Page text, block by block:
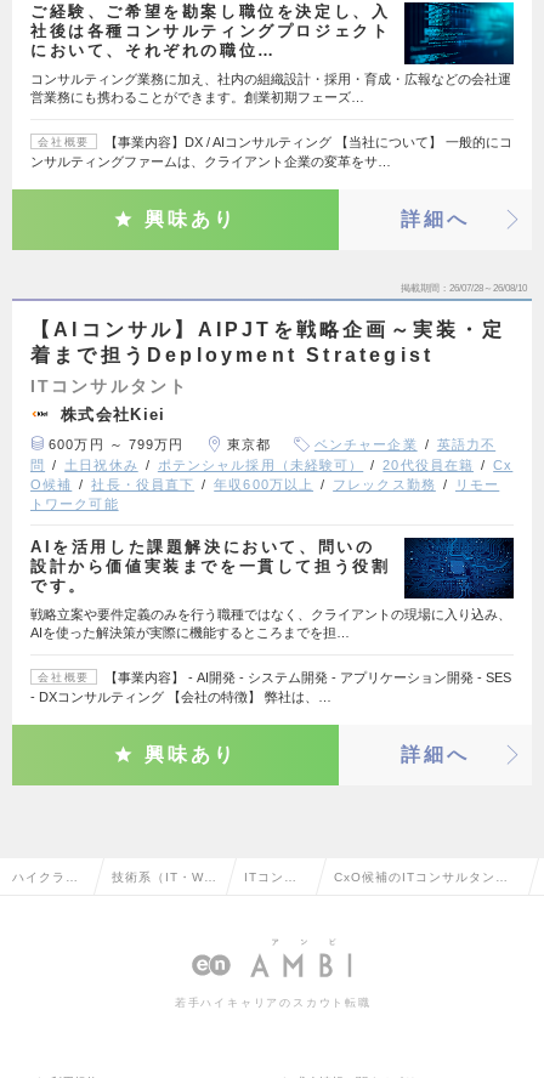
ご経験、ご希望を勘案し職位を決定し、入
社後は各種コンサルティングプロジェクト
において、それぞれの職位…
コンサルティング業務に加え、社内の組織設計・採用・育成・広報などの会社運
営業務にも携わることができます。創業初期フェーズ…
会社概要
【事業内容】DX / AIコンサルティング 【当社について】 一般的にコ
ンサルティングファームは、クライアント企業の変革をサ…
興味あり 詳細へ
掲載期間 26/07/28～26/08/10
【AIコンサル】AIPJTを戦略企画～実装・定
着まで担うDeployment Strategist
ITコンサルタント
株式会社Kiei
600万円 ～ 799万円 東京都 ベンチャー企業
英語力不
問
土日祝休み ポテンシャル採用（未経験可） 20代役員在籍
Cx
O候補
社長・役員直下 年収600万以上 フレックス勤務
リモー
トワーク可能
AIを活用した課題解決において、問いの
設計から価値実装までを一貫して担う役割
です。
戦略立案や要件定義のみを行う職種ではなく、クライアントの現場に入り込み、
AIを使った解決策が実際に機能するところまでを担…
会社概要
【事業内容】 - AI開発 - システム開発 - アプリケーション開発 - SES
- DXコンサルティング 【会社の特徴】 弊社は、…
興味あり 詳細へ
ハイクラス 技術系（IT・We ITコンサ CxO候補のITコンサルタント
若手ハイキャリアのスカウト転職